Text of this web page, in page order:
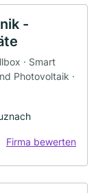
-
· Smart
Photovoltaik ·
Firma bewerten